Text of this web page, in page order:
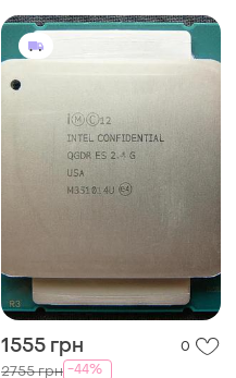
1555 грн 0
2755 грн -44%